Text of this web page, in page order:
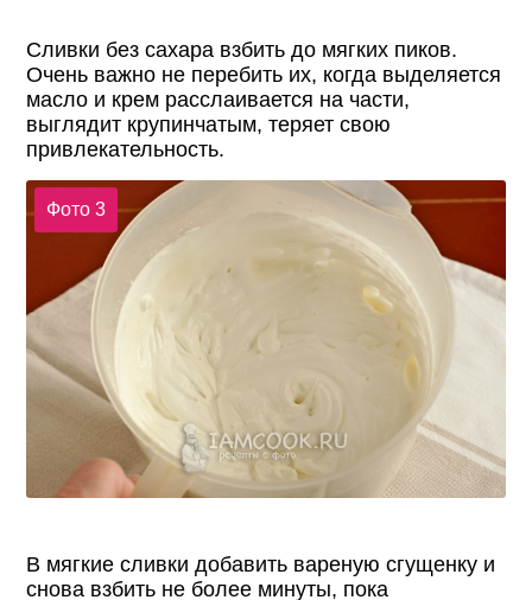
Сливки без сахара взбить до мягких пиков.
Очень важно не перебить их, когда выделяется
масло и крем расслаивается на части,
выглядит крупинчатым, теряет свою
привлекательность.
Фото 3
В мягкие сливки добавить вареную сгущенку и
снова взбить не более минуты, пока